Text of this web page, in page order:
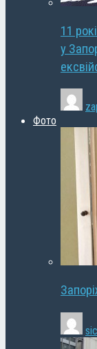
11
у
Фото